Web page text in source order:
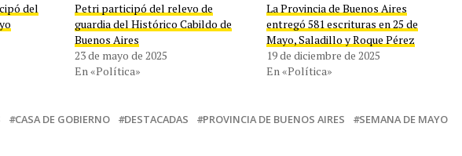
del
Petri participó del relevo de
guardia del Histórico Cabildo de
Buenos Aires
23 de mayo de 2025
En «Política»
La Provincia de Buenos Aires
entregó 581 escrituras en 25 de
Mayo, Saladillo y Roque Pérez
19 de diciembre de 2025
En «Política»
CASA DE GOBIERNO DESTACADAS PROVINCIA DE BUENOS AIRES SEMANA DE MAYO